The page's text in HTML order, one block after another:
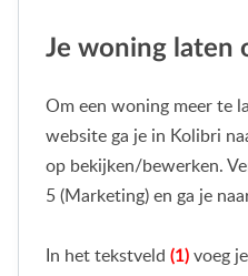
Je woning laten
Om een woning meer te
website ga je in Kolibri
op bekijken/bewerken.
5 (Marketing) en ga je
In het tekstveld (1) voeg